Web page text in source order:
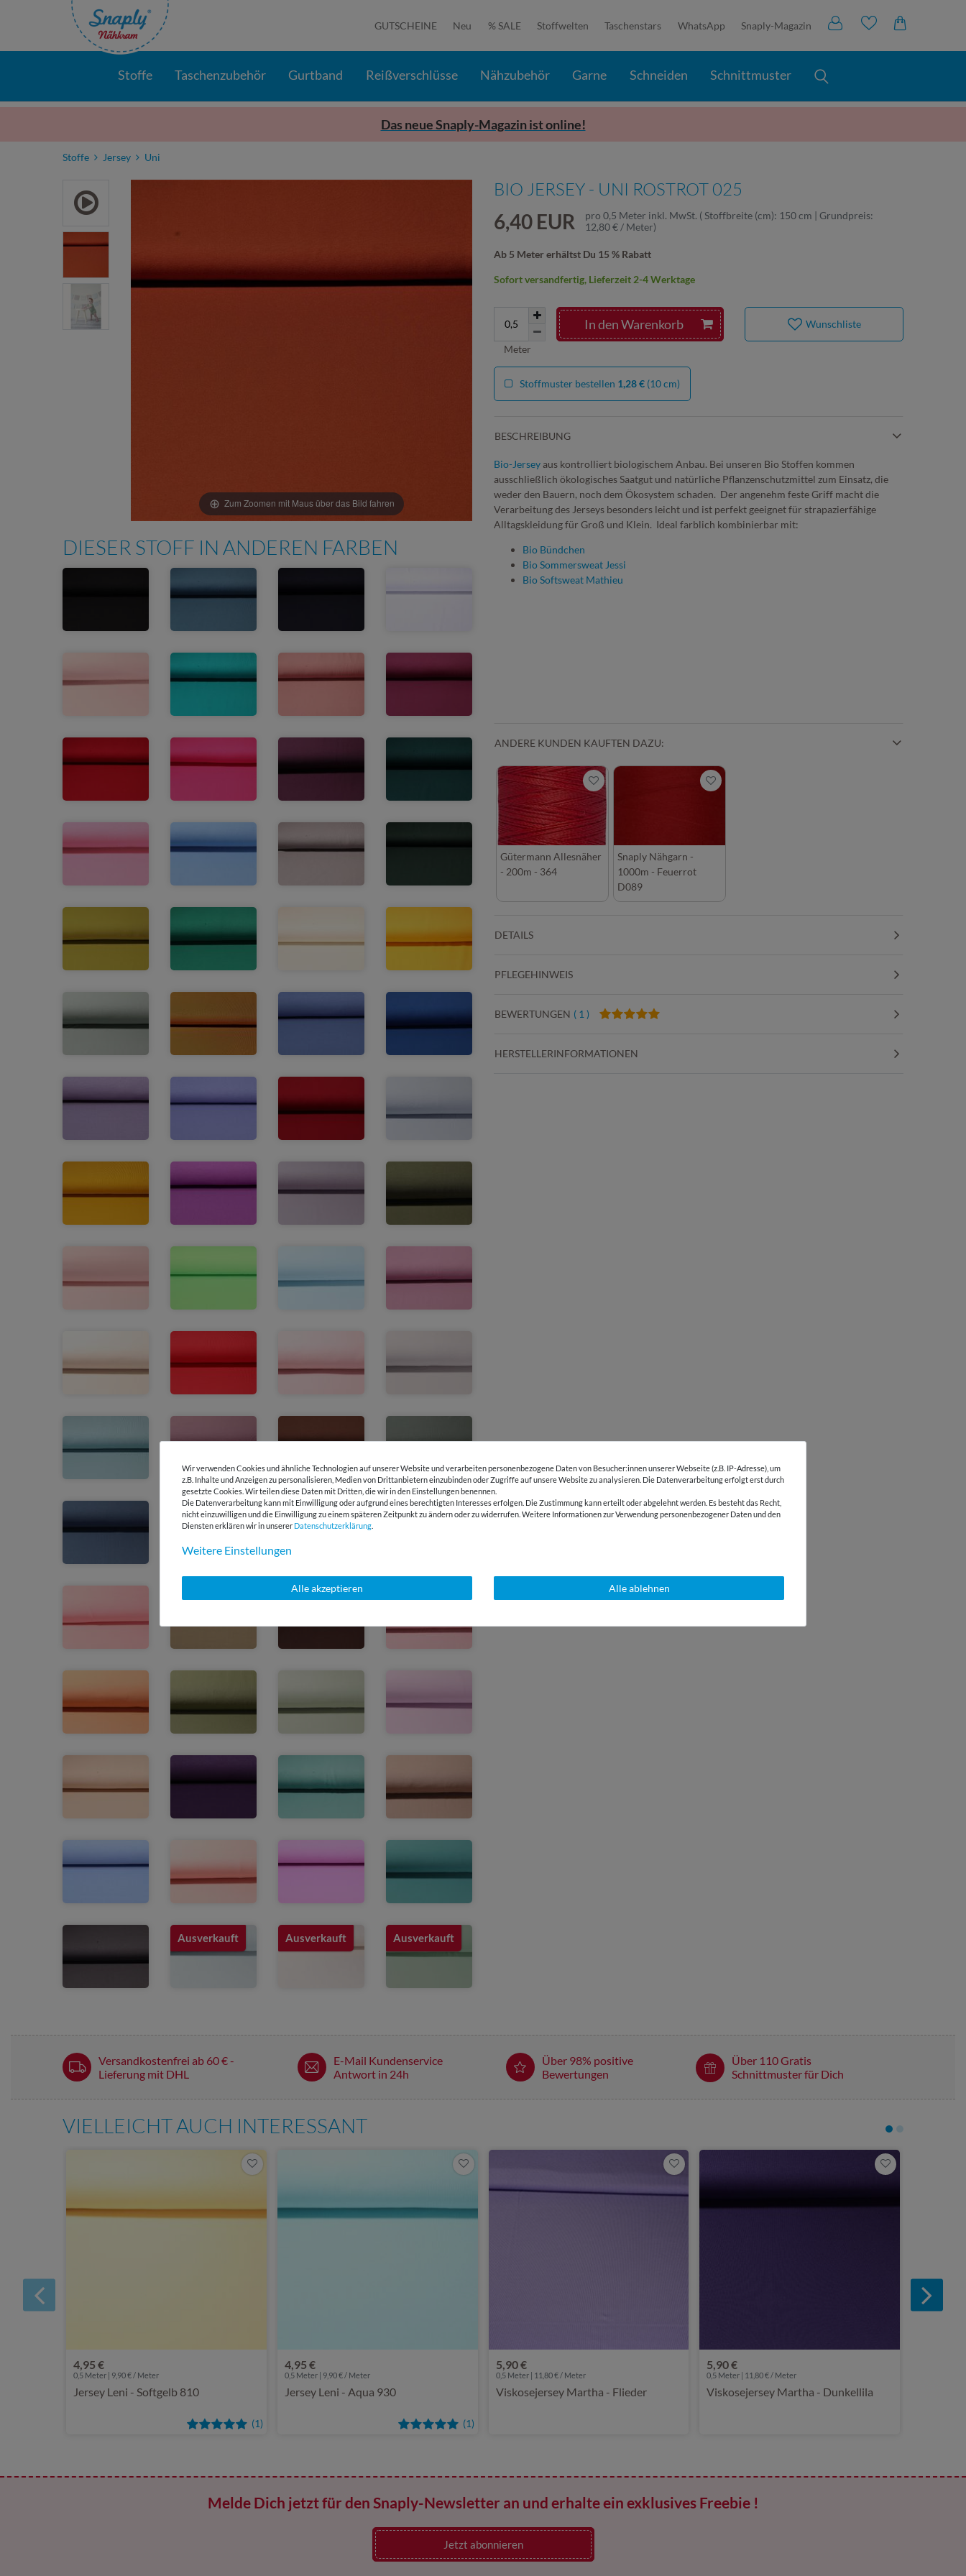
GUTSCHEINE Neu % SALE Stoffwelten Taschenstars WhatsApp Snaply-Magazin
Stoffe Taschenzubehör Gurtband Reißverschlüsse Nähzubehör Garne Schneiden Schnittmuster
Das neue Snaply-Magazin ist online!
Stoffe Jersey Uni
Zum Zoomen mit Maus über das Bild fahren
DIESER STOFF IN ANDEREN FARBEN
Ausverkauft Ausverkauft Ausverkauft
BIO JERSEY - UNI ROSTROT 025
6,40 EUR pro 0,5 Meter inkl. MwSt. ( Stoffbreite (cm): 150 cm | Grundpreis:
12,80 € / Meter)
Ab 5 Meter erhältst Du 15 % Rabatt
In den Warenkorb
Meter
Sofort versandfertig, Lieferzeit 2-4 Werktage
Wunschliste
Stoffmuster bestellen 1,28 € (10 cm)
BESCHREIBUNG
Bio-Jerseyaus kontrolliert biologischem Anbau. Bei unseren Bio Stoffen kommen
ausschließlich ökologisches Saatgut und natürliche Pflanzenschutzmittel zum Einsatz, die
weder den Bauern, noch dem Ökosystem schaden. Der angenehm feste Griff macht die
Verarbeitung des Jerseys besonders leicht und ist perfekt geeignet für strapazierfähige
Alltagskleidung für Groß und Klein. Ideal farblich kombinierbar mit:
Bio Bündchen
Bio Sommersweat Jessi
Bio Softsweat Mathieu
ANDERE KUNDEN KAUFTEN DAZU:
Gütermann Allesnäher
- 200m - 364
Snaply Nähgarn -
1000m - Feuerrot
D089
DETAILS
PFLEGEHINWEIS
BEWERTUNGEN ( 1 )
HERSTELLERINFORMATIONEN
Versandkostenfrei ab 60 € -
Lieferung mit DHL
E-Mail Kundenservice
Antwort in 24h
Über 98% positive
Bewertungen
Über 110 Gratis
Schnittmuster für Dich
VIELLEICHT AUCH INTERESSANT
(1)
4,95 €
0,5 Meter | 9,90 € / Meter
Jersey Leni - Softgelb 810
(1)
4,95 €
0,5 Meter | 9,90 € / Meter
Jersey Leni - Aqua 930
5,90 €
0,5 Meter | 11,80 € / Meter
Viskosejersey Martha - Flieder
5,90 €
0,5 Meter | 11,80 € / Meter
Viskosejersey Martha - Dunkellila
Melde Dich jetzt für den Snaply-Newsletter an und erhalte ein exklusives Freebie !
Jetzt abonnieren
Wir verwenden Cookies und ähnliche Technologien auf unserer Website und verarbeiten personenbezogene Daten von Besucher:innen unserer Webseite (z.B. IP-Adresse), um
z.B. Inhalte und Anzeigen zu personalisieren, Medien von Drittanbietern einzubinden oder Zugriffe auf unsere Website zu analysieren. Die Datenverarbeitung erfolgt erst durch
gesetzte Cookies. Wir teilen diese Daten mit Dritten, die wir in den Einstellungen benennen.
Die Datenverarbeitung kann mit Einwilligung oder aufgrund eines berechtigten Interesses erfolgen. Die Zustimmung kann erteilt oder abgelehnt werden. Es besteht das Recht,
nicht einzuwilligen und die Einwilligung zu einem späteren Zeitpunkt zu ändern oder zu widerrufen. Weitere Informationen zur Verwendung personenbezogener Daten und den
Diensten erklären wir in unserer Daten­schutz­erklärung
Weitere Einstellungen
Alle akzeptieren Alle ablehnen